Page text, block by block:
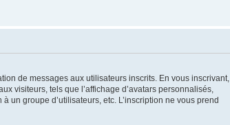
de messages aux utilisateurs inscrits. En vous inscrivant,
visiteurs, tels que l’affichage d’avatars personnalisés,
un groupe d’utilisateurs, etc. L’inscription ne vous prend